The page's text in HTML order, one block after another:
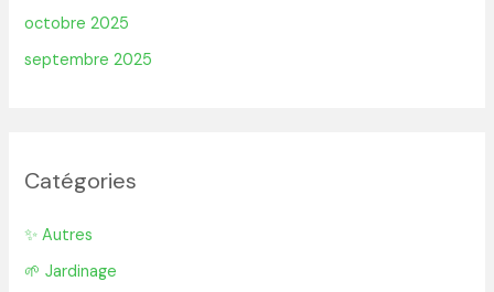
octobre 2025
septembre 2025
Catégories
✨ Autres
🌱 Jardinage